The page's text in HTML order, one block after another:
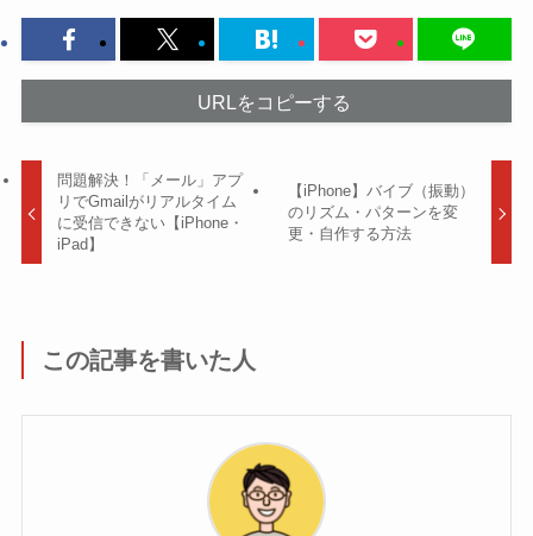
URLをコピーする
問題解決！「メール」アプ
リでGmailがリアルタイム
に受信できない【iPhone・
iPad】
【iPhone】バイブ（振動）
のリズム・パターンを変
更・自作する方法
この記事を書いた人